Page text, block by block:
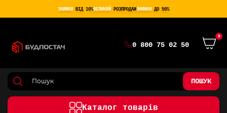
ЗНИЖКИ ВІД 10%ВЕЛИКИЙ РОЗПРОДАЖЗНИЖКИ ДО 50%
0 800 75 02 50
0
ПОШУК
Каталог товарів